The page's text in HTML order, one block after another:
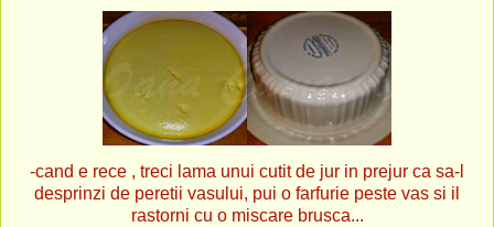
-cand e rece , treci lama unui cutit de jur in prejur ca sa-l
desprinzi de peretii vasului, pui o farfurie peste vas si il
rastorni cu o miscare brusca...